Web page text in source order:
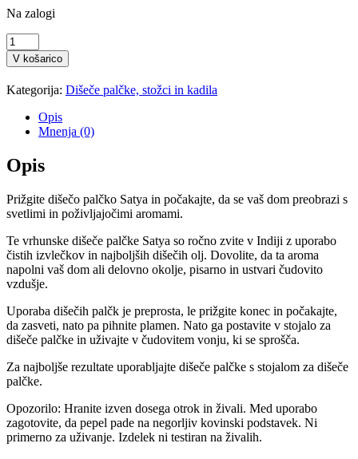
Na zalogi
Dišeče
palčke
Earth
Satya
Healing
količina
V košarico
Kategorija: Dišeče palčke, stožci in kadila
Opis
Mnenja (0)
Opis
Prižgite dišečo palčko Satya in počakajte, da se vaš dom preobrazi s
svetlimi in poživljajočimi aromami.
Te vrhunske dišeče palčke Satya so ročno zvite v Indiji z uporabo
čistih izvlečkov in najboljših dišečih olj. Dovolite, da ta aroma
napolni vaš dom ali delovno okolje, pisarno in ustvari čudovito
vzdušje.
Uporaba dišečih palčk je preprosta, le prižgite konec in počakajte,
da zasveti, nato pa pihnite plamen. Nato ga postavite v stojalo za
dišeče palčke in uživajte v čudovitem vonju, ki se sprošča.
Za najboljše rezultate uporabljajte dišeče palčke s stojalom za dišeče
palčke.
Opozorilo: Hranite izven dosega otrok in živali. Med uporabo
zagotovite, da pepel pade na negorljiv kovinski podstavek. Ni
primerno za uživanje. Izdelek ni testiran na živalih.